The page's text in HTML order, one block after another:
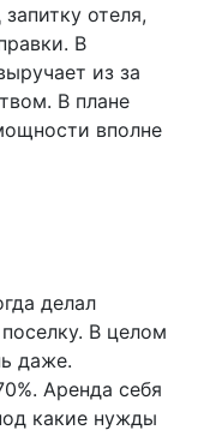
отеля,
В
из за
В плане
вполне
делал
В целом
даже.
Аренда себя
какие нужды